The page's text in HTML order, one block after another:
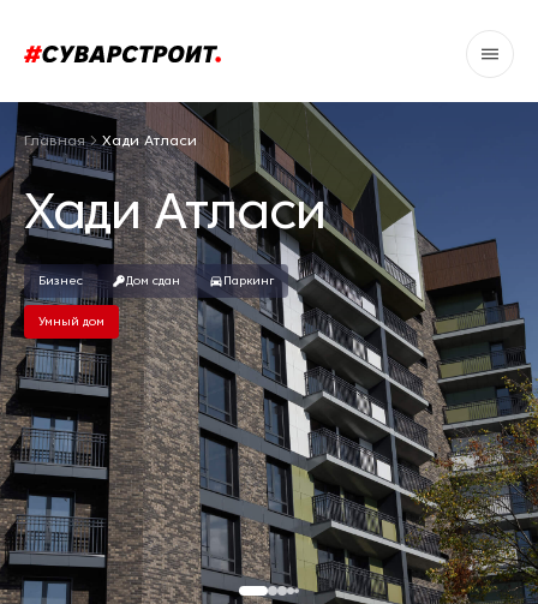
Главная Хади Атласи
Хади Атласи
Бизнес Дом сдан Паркинг
Умный дом